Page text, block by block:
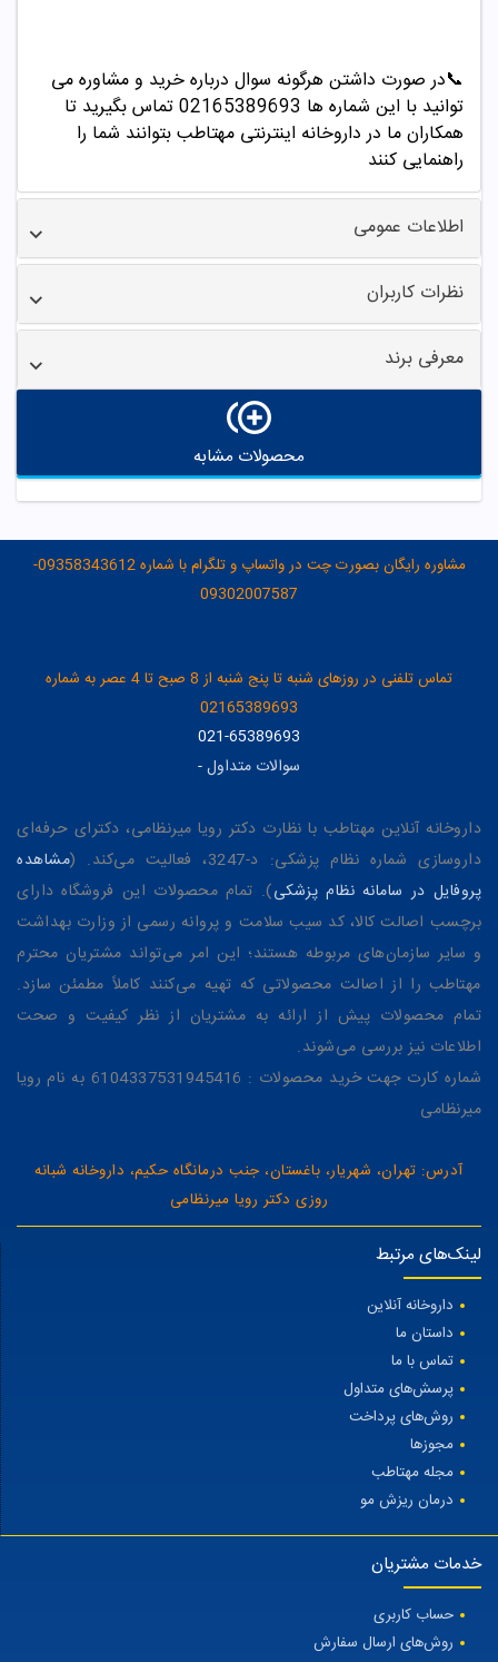
📞در صورت داشتن هرگونه سوال درباره خرید و مشاوره می
توانید با این شماره ها 02165389693
تماس بگیرید تا
همکاران ما در داروخانه اینترنتی مهتاطب بتوانند شما را
راهنمایی کنند
اطلاعات عمومی
نظرات کاربران
معرفی برند
محصولات مشابه
مشاوره رایگان بصورت چت در واتساپ و تلگرام با شماره 09358343612-
09302007587
تماس تلفنی در روزهای شنبه تا پنج شنبه از 8 صبح تا 4 عصر به شماره
02165389693
021-65389693
سوالات متداول-
داروخانه آنلاین مهتاطب با نظارت دکتر رویا میرنظامی، دکترای حرفه‌ای
داروسازی شماره نظام پزشکی: د-3247، فعالیت می‌کند. (
مشاهده
پروفایل در سامانه نظام پزشکی). تمام محصولات این فروشگاه دارای
برچسب اصالت کالا، کد سیب سلامت و پروانه رسمی از وزارت بهداشت
و سایر سازمان‌های مربوطه هستند؛ این امر می‌تواند مشتریان محترم
مهتاطب را از اصالت محصولاتی که تهیه می‌کنند کاملاً مطمئن سازد.
تمام محصولات پیش از ارائه به مشتریان از نظر کیفیت و صحت
اطلاعات نیز بررسی می‌شوند.
شماره کارت جهت خرید محصولات : 6104337531945416 به نام رویا
میرنظامی
آدرس: تهران، شهریار، باغستان، جنب درمانگاه حکیم، داروخانه شبانه
روزی دکتر رویا میرنظامی
لینک‌های مرتبط
داروخانه آنلاین
داستان ما
تماس با ما
پرسش‌های متداول
روش‌های پرداخت
مجوزها
مجله مهتاطب
درمان ریزش مو
خدمات مشتریان
حساب کاربری
روش‌های ارسال سفارش